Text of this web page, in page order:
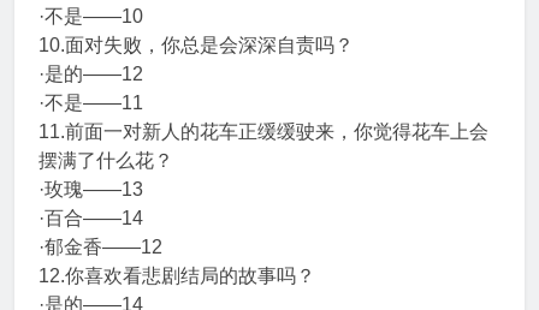
·不是——10
10.面对失败，你总是会深深自责吗？
·是的——12
·不是——11
11.前面一对新人的花车正缓缓驶来，你觉得花车上会
摆满了什么花？
·玫瑰——13
·百合——14
·郁金香——12
12.你喜欢看悲剧结局的故事吗？
·是的——14